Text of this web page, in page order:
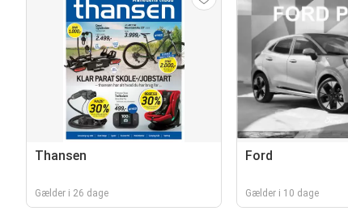
Thansen
Gælder i 26 dage
Ford
Gælder i 10 dage